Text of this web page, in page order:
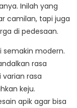
Inilah yang
camilan, tapi juga
di pedesaan.
semakin modern.
rasa
rasa
keju.
apik agar bisa